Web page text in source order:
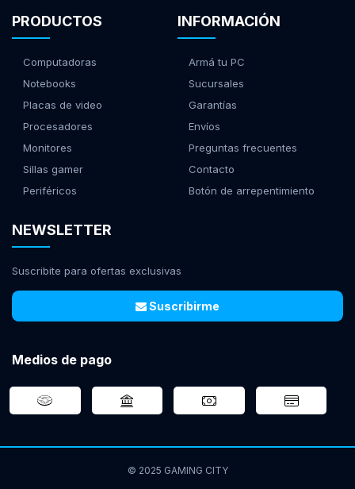
PRODUCTOS
Computadoras
Notebooks
Placas de video
Procesadores
Monitores
Sillas gamer
Periféricos
INFORMACIÓN
Armá tu PC
Sucursales
Garantías
Envíos
Preguntas frecuentes
Contacto
Botón de arrepentimiento
NEWSLETTER
Suscribite para ofertas exclusivas
Suscribirme
Medios de pago
© 2025 GAMING CITY